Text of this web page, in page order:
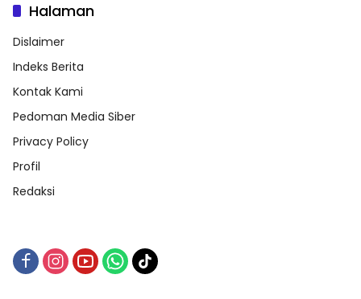
Halaman
Dislaimer
Indeks Berita
Kontak Kami
Pedoman Media Siber
Privacy Policy
Profil
Redaksi